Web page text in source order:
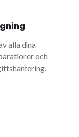
alla dina
och